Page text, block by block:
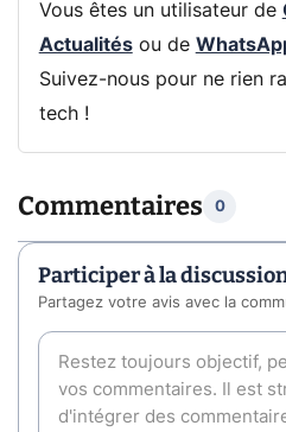
Vous êtes un utilisateur de
Actualitésou de
Suivez-nous pour ne rien
tech !
Commentaires 0
Participer à la
Partagez votre avis avec la